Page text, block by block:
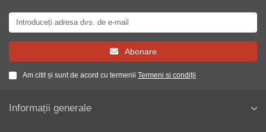
Abonare
Am citit și sunt de acord cu termenii Termeni si condiții
Informații generale